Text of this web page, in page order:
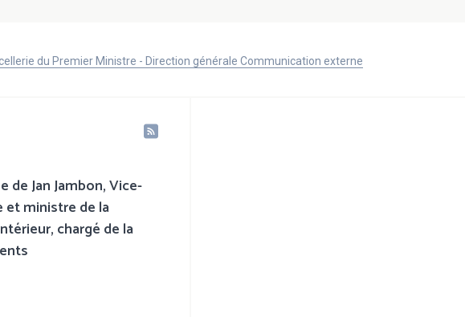
du Premier Ministre - Direction générale Communication externe
de Jan Jambon, Vice-
et ministre de la
chargé de la